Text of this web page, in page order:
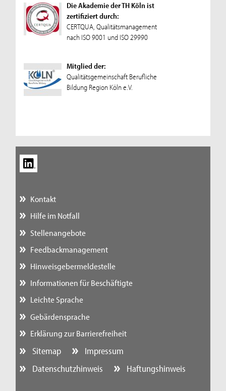
Die Akademie der TH Köln ist
zertifiziert durch:
CERTQUA, Qualitätsmanagement
nach ISO 9001 und ISO 29990
Mitglied der:
Qualitätsgemeinschaft Berufliche
Bildung Region Köln e.V.
Kontakt
Hilfe im Notfall
Stellenangebote
Feedbackmanagement
Hinweisgebermeldestelle
Informationen für Beschäftigte
Leichte Sprache
Gebärdensprache
Erklärung zur Barrierefreiheit
Sitemap
Impressum
Datenschutzhinweis
Haftungshinweis